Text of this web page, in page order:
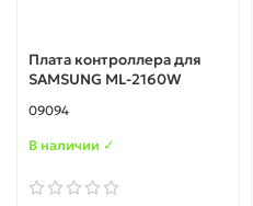
Плата контроллера для
SAMSUNG ML-2160W
09094
В наличии ✓